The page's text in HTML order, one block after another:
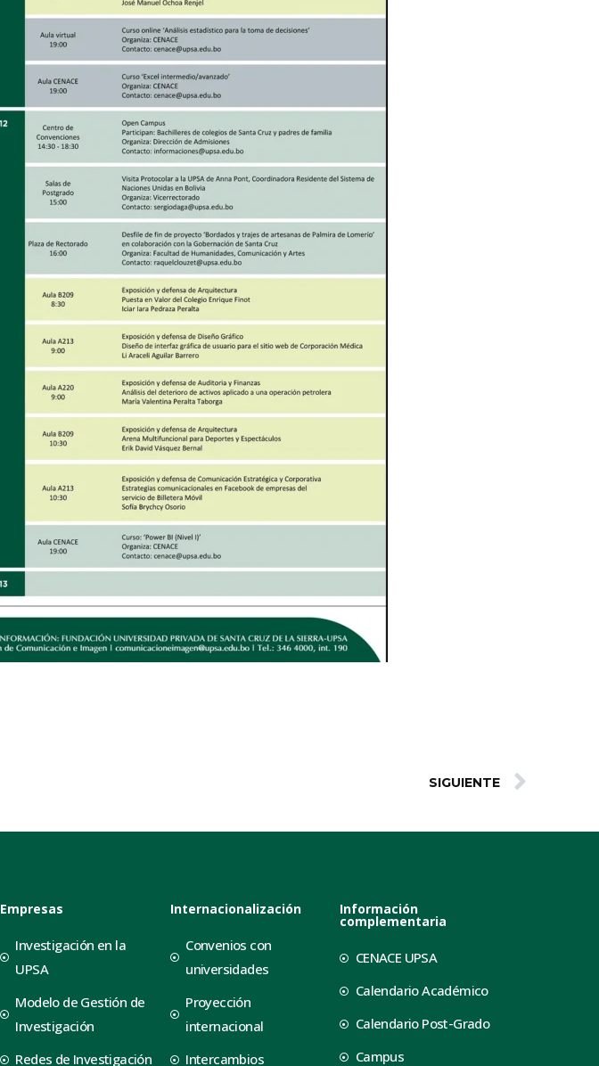
SIGUIENTE
Empresas
Investigación en la
UPSA
Modelo de Gestión de
Investigación
Redes de Investigación
Internacionalización
Convenios con
universidades
Proyección
internacional
Intercambios
Información
complementaria
CENACE UPSA
Calendario Académico
Calendario Post-Grado
Campus